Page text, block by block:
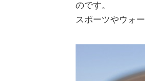
のです。
スポーツやウォ